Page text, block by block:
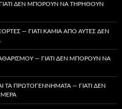
ΔΕΝ ΜΠΟΡΟΎΝ ΝΑ ΤΗΡΗΘΟΎΝ
— ΓΙΑΤΊ ΚΑΜΊΑ ΑΠΌ ΑΥΤΈΣ ΔΕΝ
— ΓΙΑΤΊ ΔΕΝ ΜΠΟΡΟΎΝ ΝΑ
ΤΑ ΠΡΩΤΟΓΕΝΝΉΜΑΤΑ — ΓΙΑΤΊ ΔΕΝ